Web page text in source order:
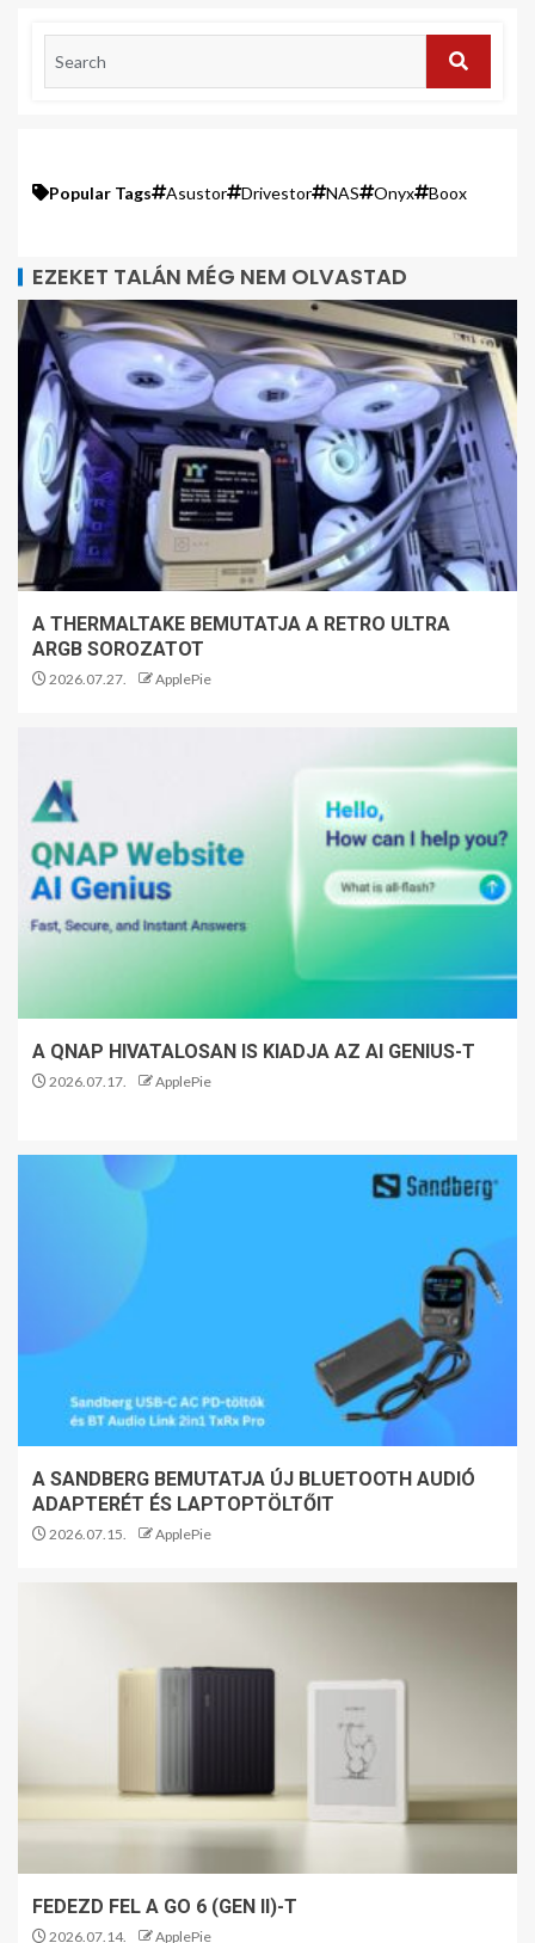
Popular Tags Asustor Drivestor NAS Onyx Boox
EZEKET TALÁN MÉG NEM OLVASTAD
A THERMALTAKE BEMUTATJA A RETRO ULTRA
ARGB SOROZATOT
2026.07.27. ApplePie
A QNAP HIVATALOSAN IS KIADJA AZ AI GENIUS-T
2026.07.17. ApplePie
A SANDBERG BEMUTATJA ÚJ BLUETOOTH AUDIÓ
ADAPTERÉT ÉS LAPTOPTÖLTŐIT
2026.07.15. ApplePie
FEDEZD FEL A GO 6 (GEN II)-T
2026.07.14. ApplePie